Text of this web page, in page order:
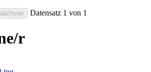
Datensatz 1 von 1
r